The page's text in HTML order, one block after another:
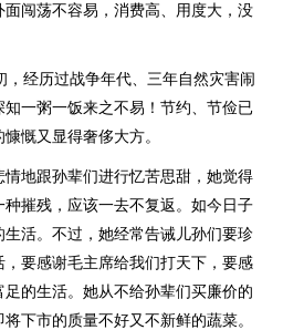
闯荡不容易，消费高、用度大，没
，经历过战争年代、三年自然灾害闹
一粥一饭来之不易！节约、节俭已
慨又显得奢侈大方。
地跟孙辈们进行忆苦思甜，她觉得
摧残，应该一去不复返。如今日子
生活。不过，她经常告诫儿孙们要珍
要感谢毛主席给我们打天下，要感
的生活。她从不给孙辈们买廉价的
下市的质量不好又不新鲜的蔬菜。